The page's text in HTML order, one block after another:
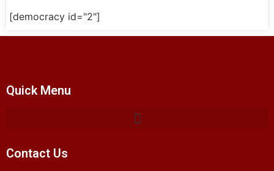
[democracy id="2"]
Quick Menu
Contact Us